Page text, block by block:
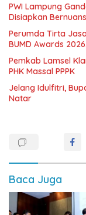
PWI Lampung
Disiapkan
Perumda Tirta
BUMD Awards
Pemkab Lamsel
PHK Massal PPPK
Jelang Idulfitri,
Natar
Baca Juga